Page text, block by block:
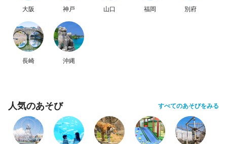
大阪 神戸 山口 福岡 別府
長崎 沖縄
人気のあそび すべてのあそびをみる